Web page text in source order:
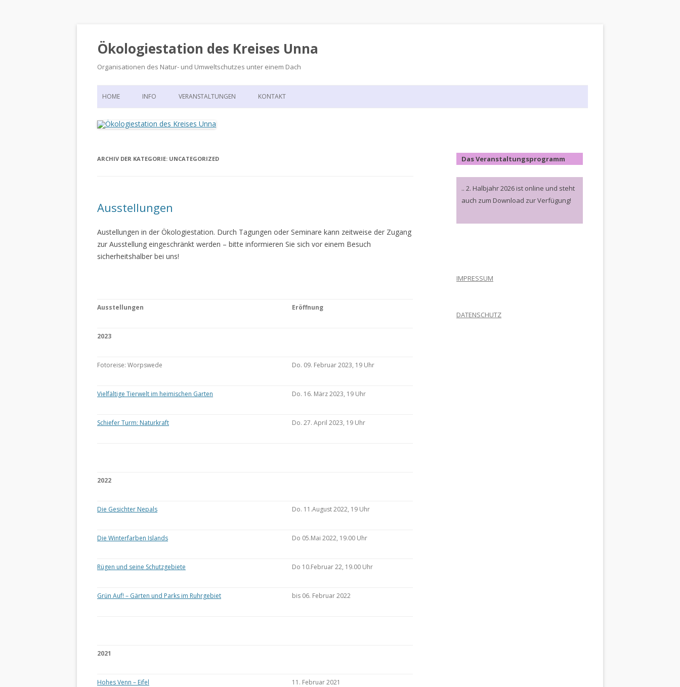
Ökologiestation des Kreises Unna
Organisationen des Natur- und Umweltschutzes unter einem Dach
Zum
HOME INFO VERANSTALTUNGEN KONTAKT
ARCHIV DER KATEGORIE: UNCATEGORIZED
Ausstellungen
Austellungen in der Ökologiestation. Durch Tagungen oder Seminare kann zeitweise der Zugang
zur Ausstellung eingeschränkt werden – bitte informieren Sie sich vor einem Besuch
sicherheitshalber bei uns!
Ausstellungen Eröffnung
2023
Fotoreise: Worpswede Do. 09. Februar 2023, 19 Uhr
Vielfältige Tierwelt im heimischen Garten Do. 16. März 2023, 19 Uhr
Schiefer Turm: Naturkraft Do. 27. April 2023, 19 Uhr
2022
Die Gesichter Nepals Do. 11.August 2022, 19 Uhr
Die Winterfarben Islands Do 05.Mai 2022, 19.00 Uhr
Rügen und seine Schutzgebiete Do 10.Februar 22, 19.00 Uhr
Grün Auf! – Gärten und Parks im Ruhrgebiet bis 06. Februar 2022
2021
Hohes Venn – Eifel 11. Februar 2021
Das Veranstaltungsprogramm
.. 2. Halbjahr 2026 ist online und steht
auch zum Download zur Verfügung!
IMPRESSUM
DATENSCHUTZ